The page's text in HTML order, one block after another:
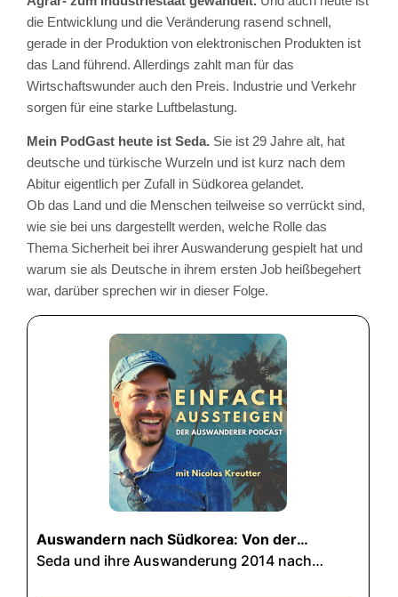
die Entwicklung und die Veränderung rasend schnell,
gerade in der Produktion von elektronischen Produkten ist
das Land führend. Allerdings zahlt man für das
Wirtschaftswunder auch den Preis. Industrie und Verkehr
sorgen für eine starke Luftbelastung.
Mein PodGast heute ist Seda. Sie ist 29 Jahre alt, hat
deutsche und türkische Wurzeln und ist kurz nach dem
Abitur eigentlich per Zufall in Südkorea gelandet.
Ob das Land und die Menschen teilweise so verrückt sind,
wie sie bei uns dargestellt werden, welche Rolle das
Thema Sicherheit bei ihrer Auswanderung gespielt hat und
warum sie als Deutsche in ihrem ersten Job heißbegehert
war, darüber sprechen wir in dieser Folge.